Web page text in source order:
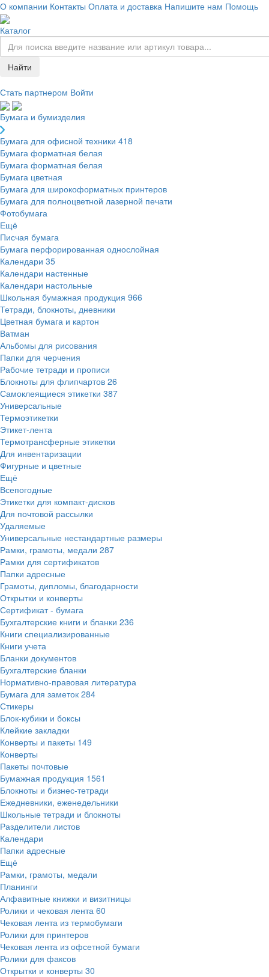
О компании Контакты Оплата и доставка Напишите нам Помощь
Каталог
Найти
Стать партнером Войти
Бумага и бумизделия
Бумага для офисной техники 418
Бумага форматная белая
Бумага форматная белая
Бумага цветная
Бумага для широкоформатных принтеров
Бумага для полноцветной лазерной печати
Фотобумага
Ещё
Писчая бумага
Бумага перфорированная однослойная
Календари 35
Календари настенные
Календари настольные
Школьная бумажная продукция 966
Тетради, блокноты, дневники
Цветная бумага и картон
Ватман
Альбомы для рисования
Папки для черчения
Рабочие тетради и прописи
Блокноты для флипчартов 26
Самоклеящиеся этикетки 387
Универсальные
Термоэтикетки
Этикет-лента
Термотрансферные этикетки
Для инвентаризации
Фигурные и цветные
Ещё
Всепогодные
Этикетки для компакт-дисков
Для почтовой рассылки
Удаляемые
Универсальные нестандартные размеры
Рамки, грамоты, медали 287
Рамки для сертификатов
Папки адресные
Грамоты, дипломы, благодарности
Открытки и конверты
Сертификат - бумага
Бухгалтерские книги и бланки 236
Книги специализированные
Книги учета
Бланки документов
Бухгалтерские бланки
Нормативно-правовая литература
Бумага для заметок 284
Стикеры
Блок-кубики и боксы
Клейкие закладки
Конверты и пакеты 149
Конверты
Пакеты почтовые
Бумажная продукция 1561
Блокноты и бизнес-тетради
Ежедневники, еженедельники
Школьные тетради и блокноты
Разделители листов
Календари
Папки адресные
Ещё
Рамки, грамоты, медали
Планинги
Алфавитные книжки и визитницы
Ролики и чековая лента 60
Чековая лента из термобумаги
Ролики для принтеров
Чековая лента из офсетной бумаги
Ролики для факсов
Открытки и конверты 30